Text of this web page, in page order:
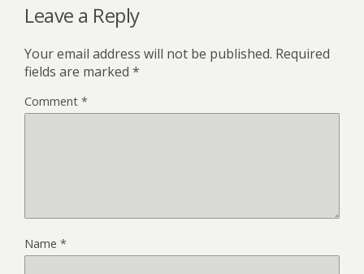
Leave a Reply
Your email address will not be published. Required
fields are marked *
Comment *
Name *